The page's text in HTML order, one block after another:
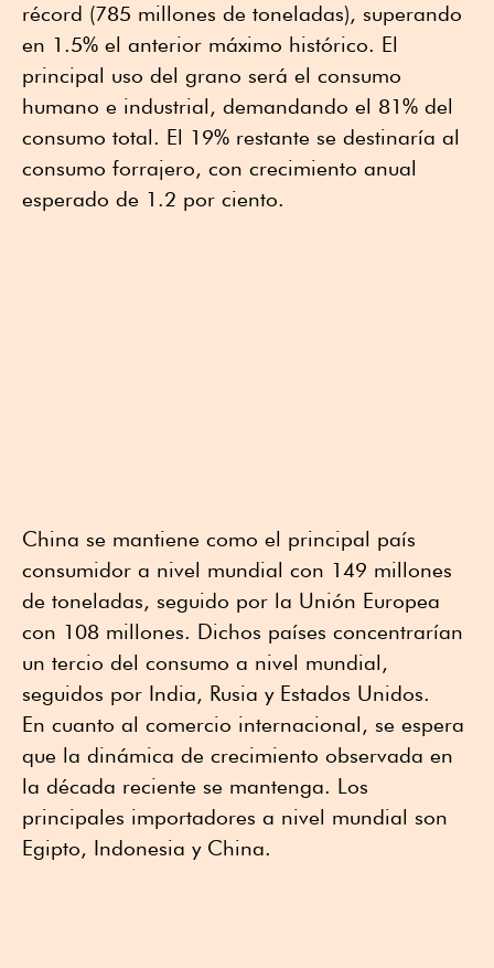
récord (785 millones de toneladas), superando
en 1.5% el anterior máximo histórico. El
principal uso del grano será el consumo
humano e industrial, demandando el 81% del
consumo total. El 19% restante se destinaría al
consumo forrajero, con crecimiento anual
esperado de 1.2 por ciento.
China se mantiene como el principal país
consumidor a nivel mundial con 149 millones
de toneladas, seguido por la Unión Europea
con 108 millones. Dichos países concentrarían
un tercio del consumo a nivel mundial,
seguidos por India, Rusia y Estados Unidos.
En cuanto al comercio internacional, se espera
que la dinámica de crecimiento observada en
la década reciente se mantenga. Los
principales importadores a nivel mundial son
Egipto, Indonesia y China.